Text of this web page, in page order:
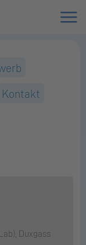
Kontakt
Duxgass